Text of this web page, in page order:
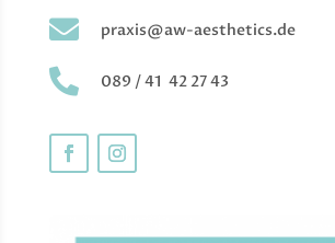
 praxis@aw-aesthetics.de
 089 / 41 42 27 43